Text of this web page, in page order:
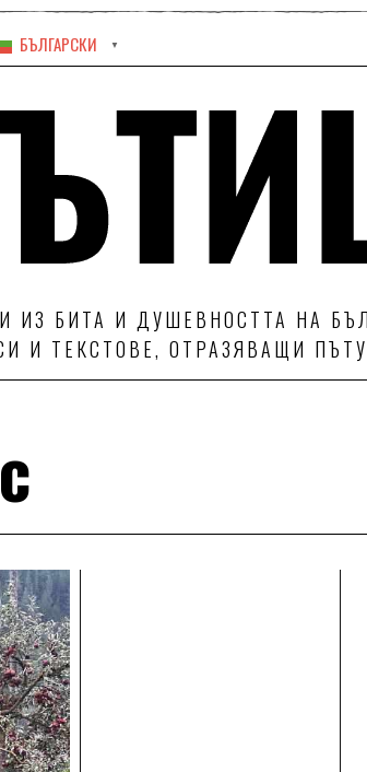
БЪЛГАРСКИ ▼
ИЗ БИТА И ДУШЕВНОСТТА НА
И ТЕКСТОВЕ, ОТРАЗЯВАЩИ